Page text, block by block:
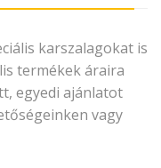
karszalagokat is
termékek áraira
egyedi ajánlatot
vagy